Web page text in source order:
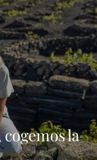
la